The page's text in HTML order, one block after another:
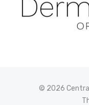
© 2026